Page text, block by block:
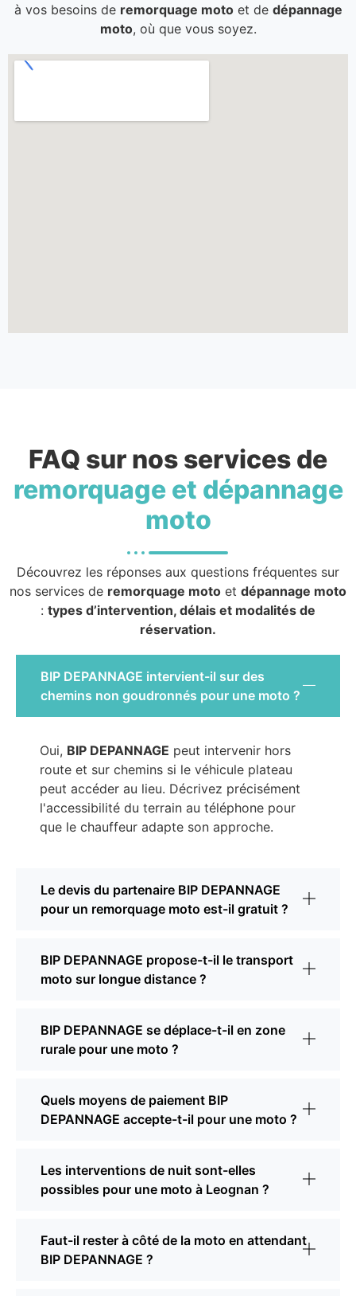
à vos besoins de remorquage motoet de dépannage
moto, où que vous soyez.
FAQ sur nos services de
remorquage et dépannage
moto
Découvrez les réponses aux questions fréquentes sur
nos services de remorquage moto et dépannage moto
: types d’intervention, délais et modalités de
réservation.
BIP DEPANNAGE intervient-il sur des
chemins non goudronnés pour une moto ?
Oui, BIP DEPANNAGE peut intervenir hors
route et sur chemins si le véhicule plateau
peut accéder au lieu. Décrivez précisément
l'accessibilité du terrain au téléphone pour
que le chauffeur adapte son approche.
Le devis du partenaire BIP DEPANNAGE
pour un remorquage moto est-il gratuit ?
BIP DEPANNAGE propose-t-il le transport
moto sur longue distance ?
BIP DEPANNAGE se déplace-t-il en zone
rurale pour une moto ?
Quels moyens de paiement BIP
DEPANNAGE accepte-t-il pour une moto ?
Les interventions de nuit sont-elles
possibles pour une moto à Leognan ?
Faut-il rester à côté de la moto en attendant
BIP DEPANNAGE ?